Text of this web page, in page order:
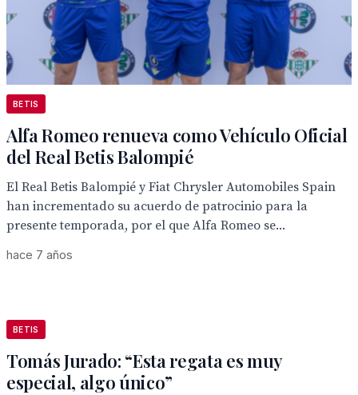
BETIS
Alfa Romeo renueva como Vehículo Oficial
del Real Betis Balompié
El Real Betis Balompié y Fiat Chrysler Automobiles Spain
han incrementado su acuerdo de patrocinio para la
presente temporada, por el que Alfa Romeo se...
hace 7 años
BETIS
Tomás Jurado: “Esta regata es muy
especial, algo único”